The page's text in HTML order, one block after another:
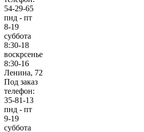
54-29-65
пнд - пт
8-19
суббота
8:30-18
воскрсенье
8:30-16
Ленина, 72
Под заказ
телефон:
35-81-13
пнд - пт
9-19
суббота